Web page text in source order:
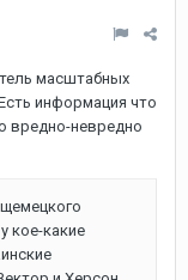
масштабных
информация что
вредно-невредно
кое-какие